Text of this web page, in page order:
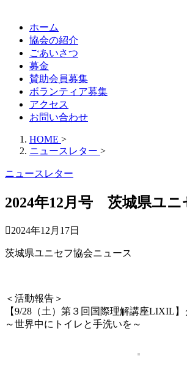
ホーム
協会の紹介
ごあいさつ
募金
賛助会員募集
ボランティア募集
アクセス
お問い合わせ
HOME >
ニュースレター >
ニュースレター
2024年12月号 茨城県ユ
2024年12月17日
茨城県ユニセフ協会ニュース
＜活動報告＞
【9/28（土）第３回国際理解講座LIXIL
～世界中にトイレと手洗いを～